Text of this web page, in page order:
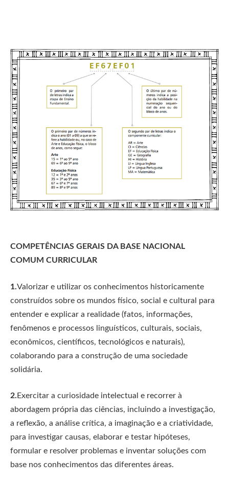
COMPETÊNCIAS GERAIS DA BASE NACIONAL
COMUM CURRICULAR
1.Valorizar e utilizar os conhecimentos historicamente
construídos sobre os mundos físico, social e cultural para
entender e explicar a realidade (fatos, informações,
fenômenos e processos linguísticos, culturais, sociais,
econômicos, científicos, tecnológicos e naturais),
colaborando para a construção de uma sociedade
solidária.
2. Exercitar a curiosidade intelectual e recorrer à
abordagem própria das ciências, incluindo a investigação,
a reflexão, a análise crítica, a imaginação e a criatividade,
para investigar causas, elaborar e testar hipóteses,
formular e resolver problemas e inventar soluções com
base nos conhecimentos das diferentes áreas.